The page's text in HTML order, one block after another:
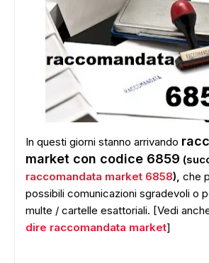
In questi giorni stanno arrivando
market con codice 6859
raccomandata market 6858), che
possibili comunicazioni sgradevoli o
multe / cartelle esattoriali. [Vedi
dire raccomandata market]